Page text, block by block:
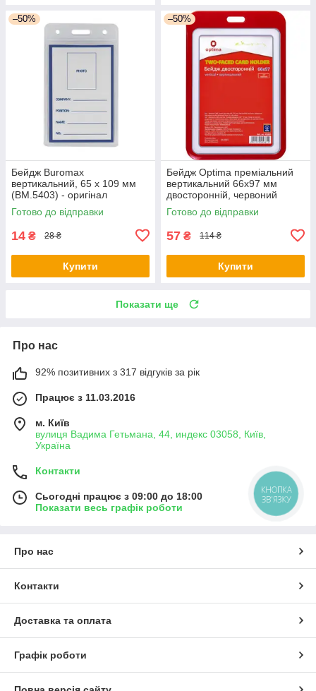
–50%
Бейдж Buromax
вертикальний, 65 х 109 мм
(BM.5403) - оригінал
Готово до відправки
14 ₴ 28 ₴
Купити
–50%
Бейдж Optima преміальний
вертикальний 66х97 мм
двосторонній, червоний
(O45685) - оригінал
Готово до відправки
57 ₴ 114 ₴
Купити
Показати ще
Про нас
92% позитивних з 317 відгуків за рік
Працює з 11.03.2016
м. Київ
вулиця Вадима Гетьмана, 44, индекс 03058, Київ,
Україна
Контакти
Сьогодні працює з 09:00 до 18:00
Показати весь графік роботи
Про нас
Контакти
Доставка та оплата
Графік роботи
КНОПКА
ЗВ'ЯЗКУ